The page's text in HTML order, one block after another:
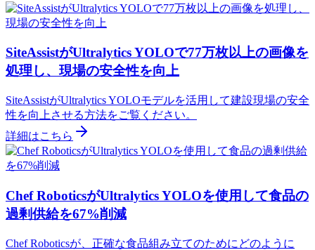
SiteAssistがUltralytics YOLOで77万枚以上の画像を
処理し、現場の安全性を向上
SiteAssistがUltralytics YOLOモデルを活用して建設現場の安全
性を向上させる方法をご覧ください。
詳細はこちら
Chef RoboticsがUltralytics YOLOを使用して食品の
過剰供給を67%削減
Chef Roboticsが、正確な食品組み立てのためにどのように